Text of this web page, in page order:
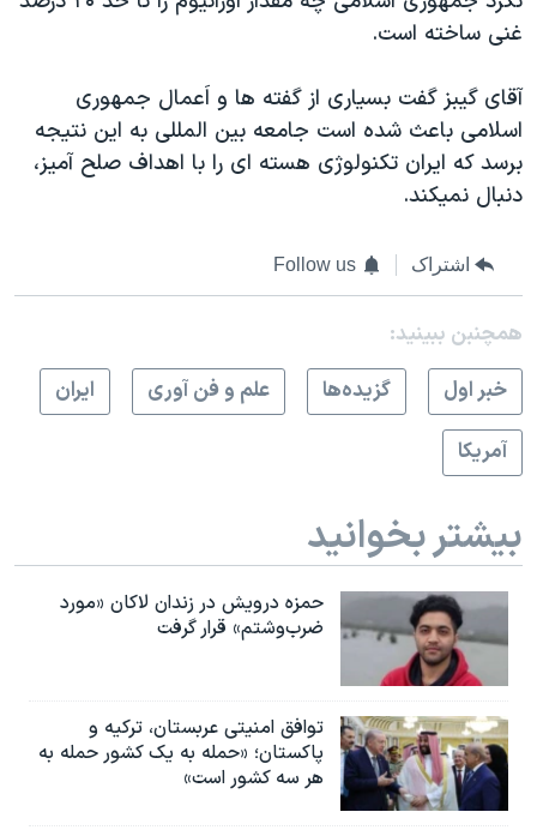
غنی ساخته است.
آقای گيبز گفت بسياری از گفته ها و اَعمال جمهوری
اسلامی باعث شده است جامعه بين المللی به اين نتيجه
برسد که ايران تکنولوژی هسته ای را با اهداف صلح آميز،
دنبال نميکند.
اشتراک Follow us
همچنبن ببینید:
خبر اول
گزيده‌ها علم و فن آوری
ايران
آمريکا
بیشتر بخوانید
حمزه درویش در زندان لاکان «مورد
ضرب‌وشتم» قرار گرفت
توافق امنیتی عربستان، ترکیه و
پاکستان؛ «حمله به یک کشور حمله به
هر سه کشور است»